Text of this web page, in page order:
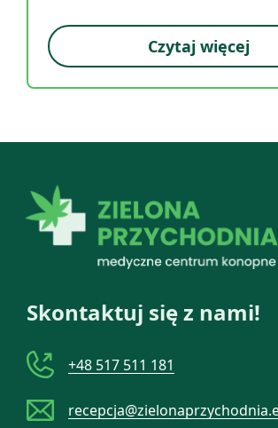
Czytaj więcej
Skontaktuj się z nami!
+48 517 511 181